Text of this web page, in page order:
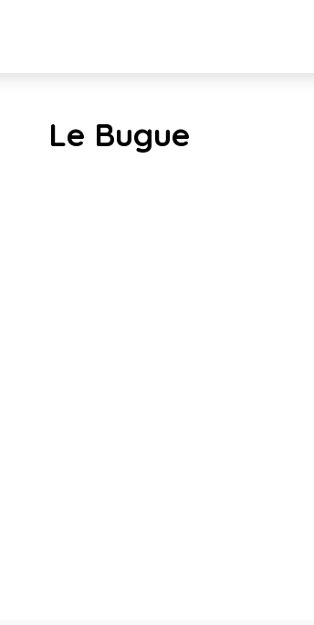
Le Bugue